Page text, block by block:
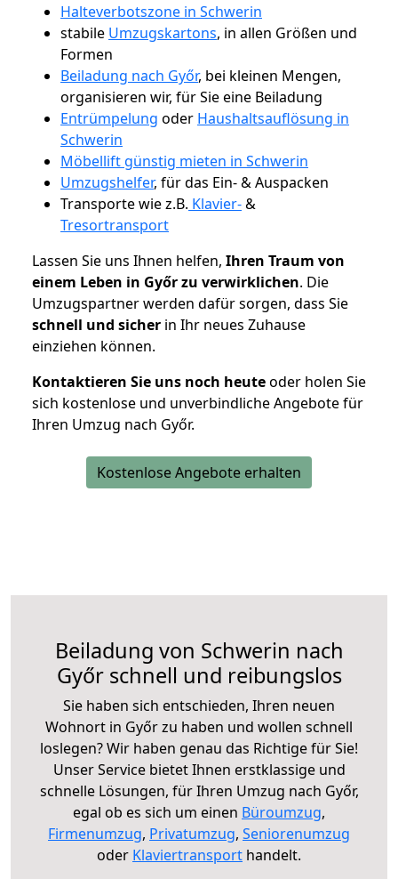
Halteverbotszone in Schwerin
stabile Umzugskartons, in allen Größen und
Formen
Beiladung nach Győr, bei kleinen Mengen,
organisieren wir, für Sie eine Beiladung
Entrümpelung oder Haushaltsauflösung in
Schwerin
Möbellift günstig mieten in Schwerin
Umzugshelfer, für das Ein- & Auspacken
Transporte wie z.B. Klavier-&
Tresortransport
Lassen Sie uns Ihnen helfen, Ihren Traum von
einem Leben in Győr zu verwirklichen. Die
Umzugspartner werden dafür sorgen, dass Sie
schnell und sicher in Ihr neues Zuhause
einziehen können.
Kontaktieren Sie uns noch heuteoder holen Sie
sich kostenlose und unverbindliche Angebote für
Ihren Umzug nach Győr.
Kostenlose Angebote erhalten
Beiladung von Schwerin nach
Győr schnell und reibungslos
Sie haben sich entschieden, Ihren neuen
Wohnort in Győr zu haben und wollen schnell
loslegen? Wir haben genau das Richtige für Sie!
Unser Service bietet Ihnen erstklassige und
schnelle Lösungen, für Ihren Umzug nach Győr,
egal ob es sich um einen Büroumzug,
Firmenumzug, Privatumzug, Seniorenumzug
oder Klaviertransport handelt.